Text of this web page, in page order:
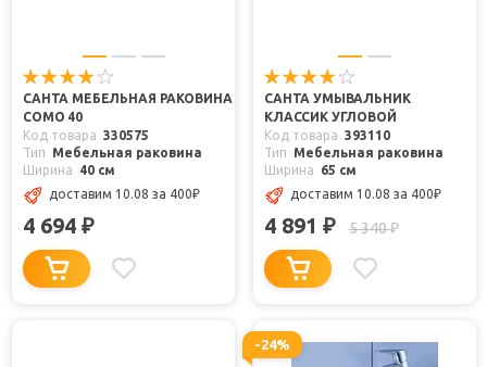
САНТА МЕБЕЛЬНАЯ РАКОВИНА
COMO 40
Код товара 330575
Тип
Мебельная раковина
Ширина
40 см
доставим 10.08 за 400₽
4 694 ₽
САНТА УМЫВАЛЬНИК
КЛАССИК УГЛОВОЙ
Код товара 393110
Тип
Мебельная раковина
Ширина
65 см
доставим 10.08 за 400₽
4 891 ₽ 5 340₽
-24%